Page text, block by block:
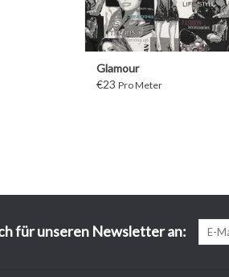
Glamour
€23 Pro Meter
für unseren Newsletter an: